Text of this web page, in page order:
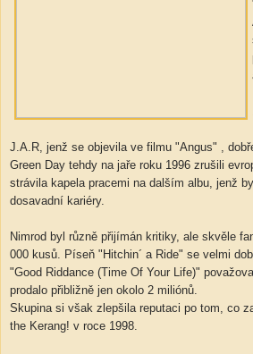
J.A.R, jenž se objevila ve filmu "Angus" ,
Green Day tehdy na jaře roku 1996 zrušili
strávila kapela pracemi na dalším albu, jenž
dosavadní kariéry.
Nimrod byl různě přijímán kritiky, ale skvěle
000 kusů. Píseň "Hitchin´ a Ride" se velmi
"Good Riddance (Time Of Your Life)"
prodalo přibližně jen okolo 2 miliónů.
Skupina si však zlepšila reputaci po tom, co
the Kerang! v roce 1998.